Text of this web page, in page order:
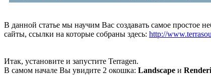
В данной статье мы научим Вас создавать самое простое
сайты, ссылки на которые собраны здесь: http://
Итак, установите и запустите Terragen.
В самом начале Вы увидите 2 окошка: Landscape и